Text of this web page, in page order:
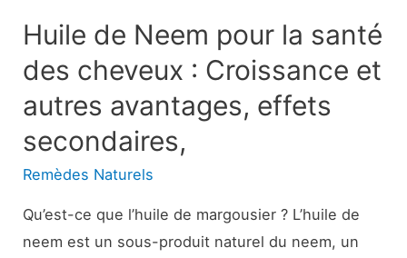
plus
encore
Huile de Neem pour la santé
des cheveux : Croissance et
autres avantages, effets
secondaires,
Remèdes Naturels
Qu’est-ce que l’huile de margousier ? L’huile de
neem est un sous-produit naturel du neem, un